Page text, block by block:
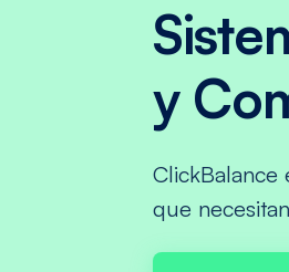
y
ClickBalance
que